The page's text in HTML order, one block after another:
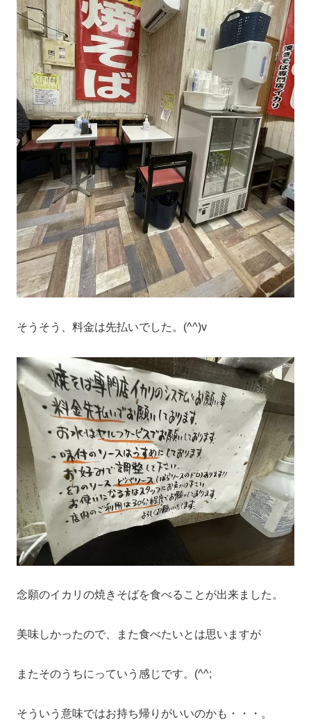
そうそう、料金は先払いでした。(^^)v
念願のイカリの焼きそばを食べることが出来ました。
美味しかったので、また食べたいとは思いますが
またそのうちにっていう感じです。(^^;
そういう意味ではお持ち帰りがいいのかも・・・。